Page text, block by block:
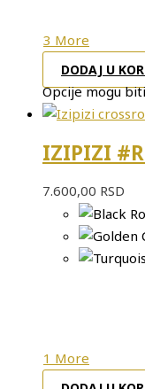
3 More
DODAJ U
Opcije mogu
IZIPIZI
7.600,00 RSD
1 More